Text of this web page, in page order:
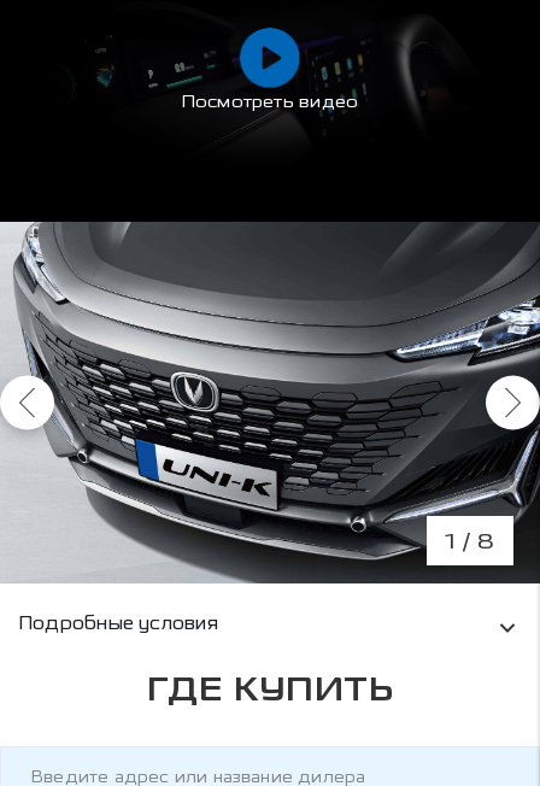
Посмотреть видео
1 / 8
Условия кредитования и информация о
Подробные условия
ГДЕ КУПИТЬ